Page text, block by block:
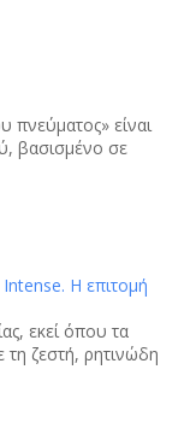
είναι
βασισμένο σε
Η επιτομή
εκεί όπου τα
τη ζεστή, ρητινώδη